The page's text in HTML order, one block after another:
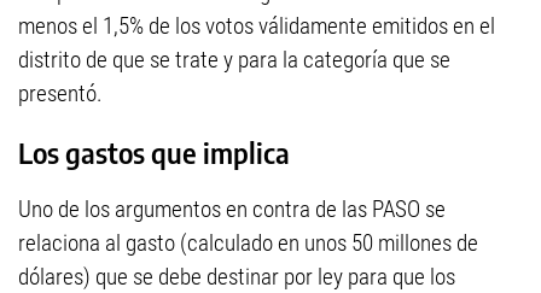
menos el 1,5% de los votos válidamente emitidos en el
distrito de que se trate y para la categoría que se
presentó.
Los gastos que implica
Uno de los argumentos en contra de las PASO se
relaciona al gasto (calculado en unos 50 millones de
dólares) que se debe destinar por ley para que los